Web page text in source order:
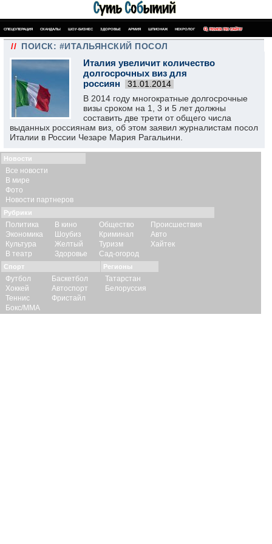
СПЕЦОПЕРАЦИЯ СКАНДАЛЫ ШОУ-БИЗНЕС ЗДОРОВЬЕ АРМИЯ ШПИОНАЖ НЕКРОЛОГ ПОИСК ПО САЙТУ
// ПОИСК: #ИТАЛЬЯНСКИЙ ПОСОЛ
Италия увеличит количество
долгосрочных виз для
россиян
31.01.2014
В 2014 году многократные долгосрочные
визы сроком на 1, 3 и 5 лет должны
составить две трети от общего числа
выданных россиянам виз, об этом заявил журналистам посол
Италии в России Чезаре Мария Рагальини.
Новости
Все новости
В мире
Фото
Новости партнеров
Рубрики
Политика
Экономика
Культура
В театр
В кино
Шоубиз
Желтый
Здоровье
Общество
Криминал
Туризм
Сад-огород
Происшествия
Авто
Хайтек
Спорт
Футбол
Хоккей
Теннис
Бокс/ММА
Баскетбол
Автоспорт
Фристайл
Регионы
Татарстан
Белоруссия